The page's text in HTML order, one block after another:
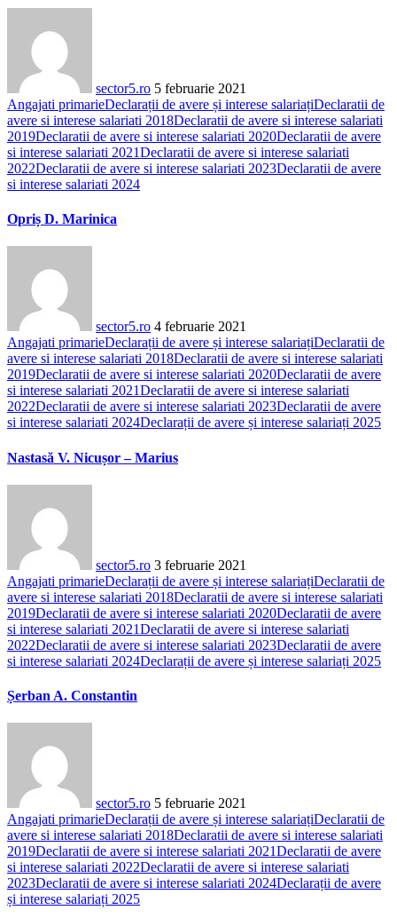
sector5.ro 5 februarie 2021
Angajati primarieDeclarații de avere și interese salariațiDeclaratii de
avere si interese salariati 2018Declaratii de avere si interese salariati
2019Declaratii de avere si interese salariati 2020Declaratii de avere
si interese salariati 2021Declaratii de avere si interese salariati
2022Declaratii de avere si interese salariati 2023Declaratii de avere
si interese salariati 2024
Opriș D. Marinica
sector5.ro 4 februarie 2021
Angajati primarieDeclarații de avere și interese salariațiDeclaratii de
avere si interese salariati 2018Declaratii de avere si interese salariati
2019Declaratii de avere si interese salariati 2020Declaratii de avere
si interese salariati 2021Declaratii de avere si interese salariati
2022Declaratii de avere si interese salariati 2023Declaratii de avere
si interese salariati 2024Declarații de avere și interese salariați 2025
Nastasă V. Nicușor – Marius
sector5.ro 3 februarie 2021
Angajati primarieDeclarații de avere și interese salariațiDeclaratii de
avere si interese salariati 2018Declaratii de avere si interese salariati
2019Declaratii de avere si interese salariati 2020Declaratii de avere
si interese salariati 2021Declaratii de avere si interese salariati
2022Declaratii de avere si interese salariati 2023Declaratii de avere
si interese salariati 2024Declarații de avere și interese salariați 2025
Șerban A. Constantin
sector5.ro 5 februarie 2021
Angajati primarieDeclarații de avere și interese salariațiDeclaratii de
avere si interese salariati 2018Declaratii de avere si interese salariati
2019Declaratii de avere si interese salariati 2021Declaratii de avere
si interese salariati 2022Declaratii de avere si interese salariati
2023Declaratii de avere si interese salariati 2024Declarații de avere
și interese salariați 2025